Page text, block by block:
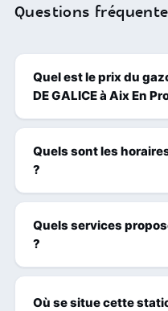
Questions
Quel est le prix du
DE GALICE à Aix En
Quels sont les
?
Quels services
?
Où se situe cette